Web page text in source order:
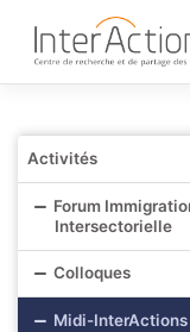
content
Activités
Forum
Intersectorielle
Colloques
Midi-InterActions